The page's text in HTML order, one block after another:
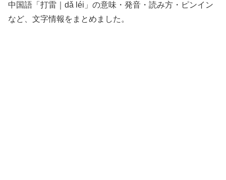
中国語「打雷｜dǎ léi」の意味・発音・読み方・ピンイン
など、文字情報をまとめました。